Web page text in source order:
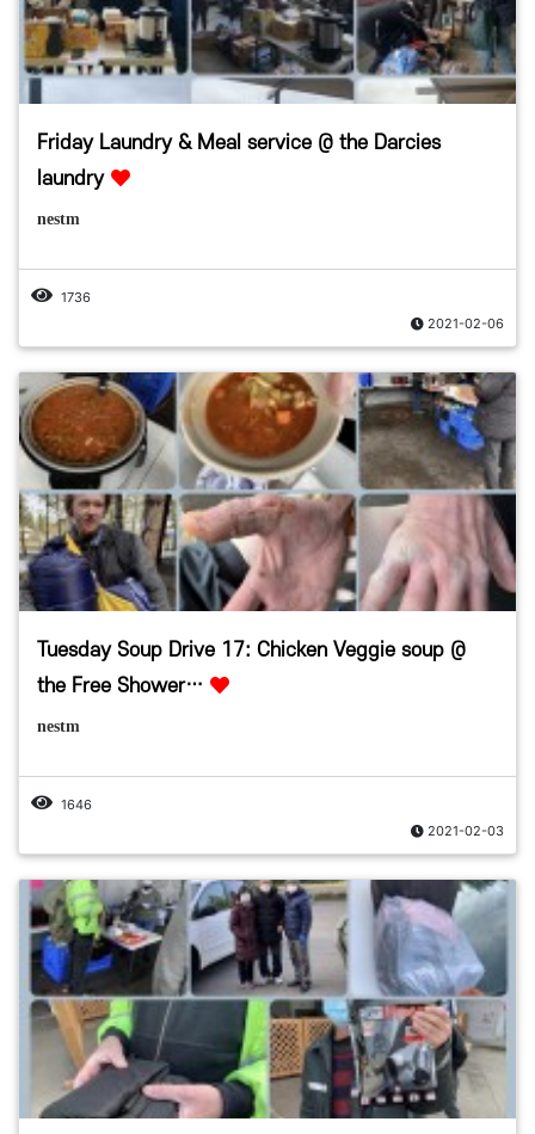
Friday Laundry & Meal service @ the Darcies
laundry
nestm
1736
2021-02-06
Tuesday Soup Drive 17: Chicken Veggie soup @
the Free Shower…
nestm
1646
2021-02-03